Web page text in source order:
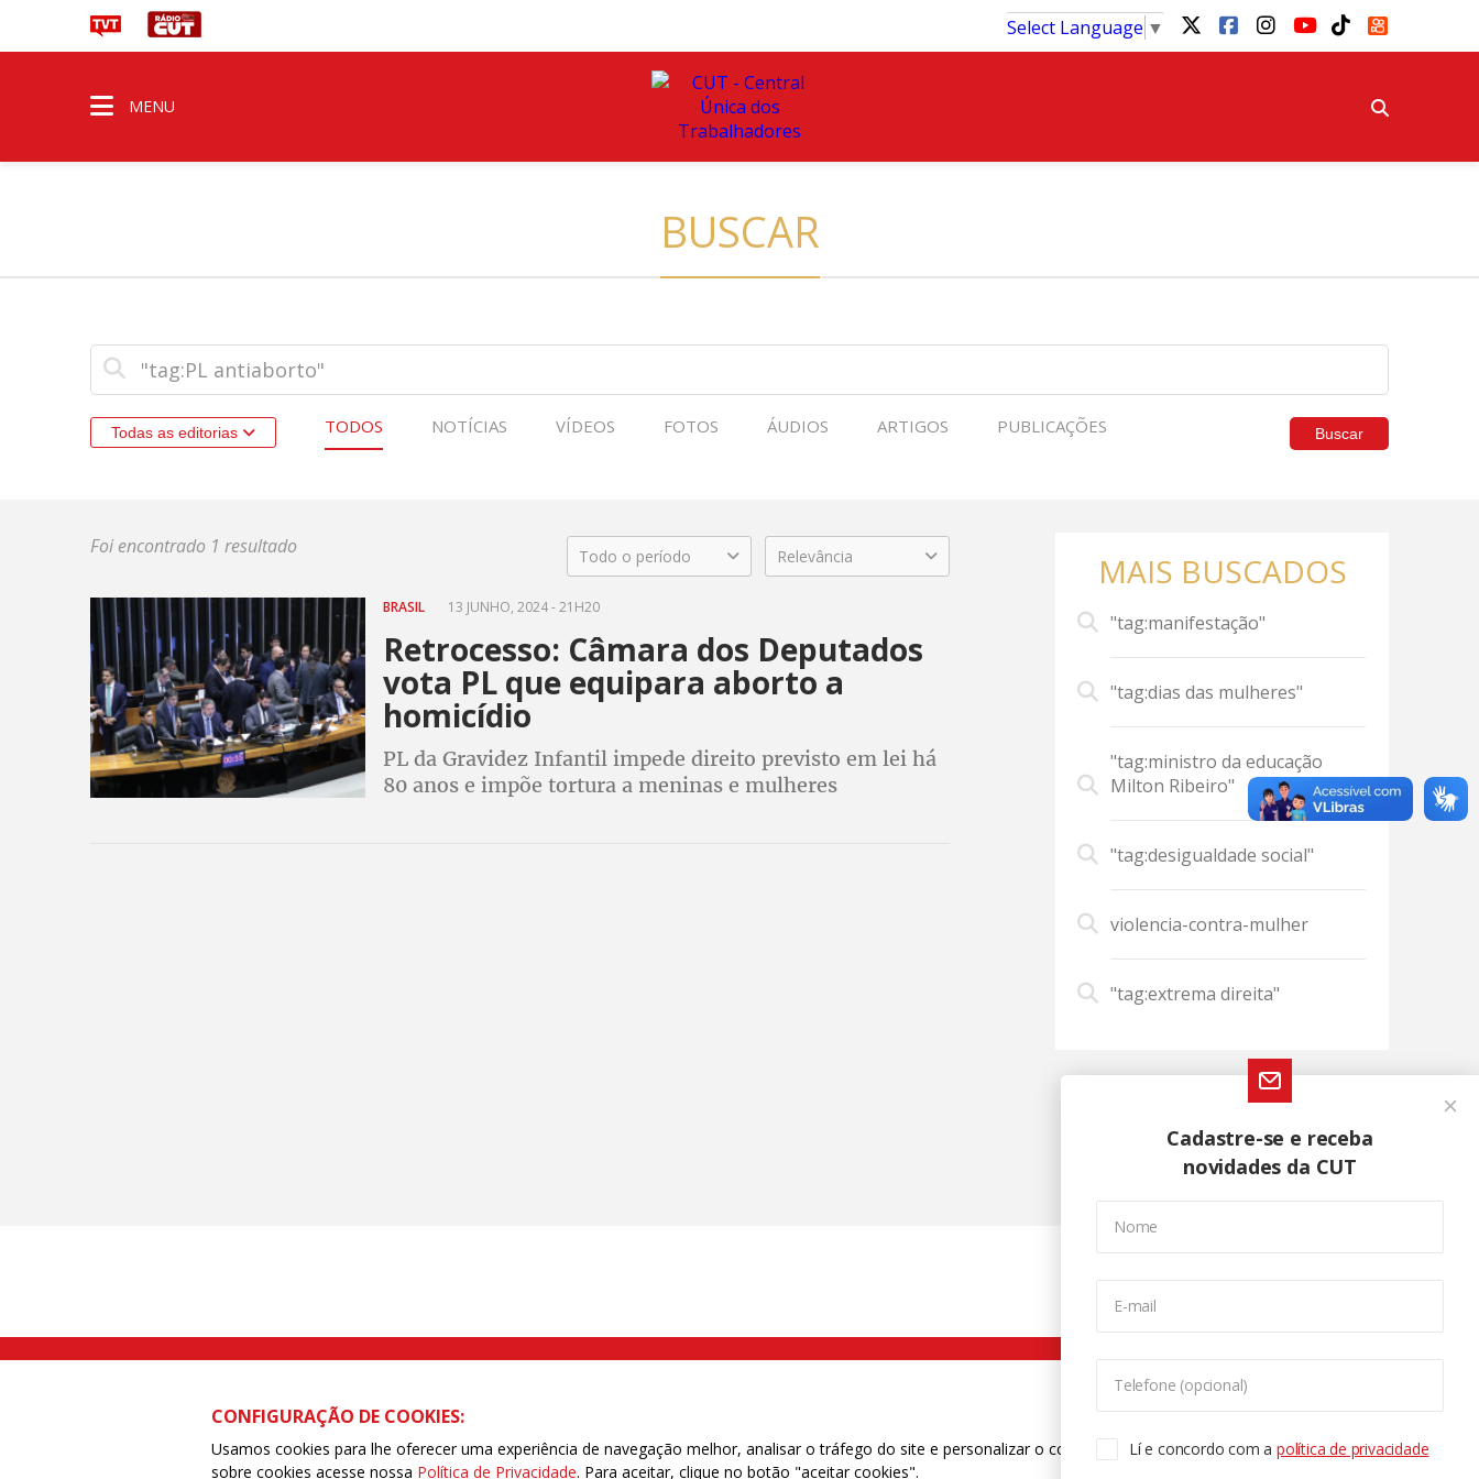
Select Language ▼
MENU
BUSCAR
Todas as editorias TODOS NOTÍCIAS VÍDEOS FOTOS ÁUDIOS ARTIGOS PUBLICAÇÕES Buscar
Foi encontrado 1 resultado Todo o período Relevância
BRASIL 13 JUNHO, 2024 - 21H20
Retrocesso: Câmara dos Deputados
vota PL que equipara aborto a
homicídio
PL da Gravidez Infantil impede direito previsto em lei há
80 anos e impõe tortura a meninas e mulheres
MAIS BUSCADOS
"tag:manifestação"
"tag:dias das mulheres"
"tag:ministro da educação
Milton Ribeiro"
"tag:desigualdade social"
violencia-contra-mulher
"tag:extrema direita"
Cadastre-se e receba
novidades da CUT
Nome
E-mail
Telefone (opcional)
Lí e concordo com apolítica de privacidade
Rua Caetano Pinto nº 575 CEP 03041-000 Brás, São Paulo/SP | Telefone (11) 2108 9200 - Fax (11) 2108 9310
CONFIGURAÇÃO DE COOKIES:
Usamos cookies para lhe oferecer uma experiência de navegação melhor, analisar o tráfego do site e personalizar o conteúdo. Para saber mais
sobre cookies acesse nossa Política de Privacidade. Para aceitar, clique no botão "aceitar cookies".